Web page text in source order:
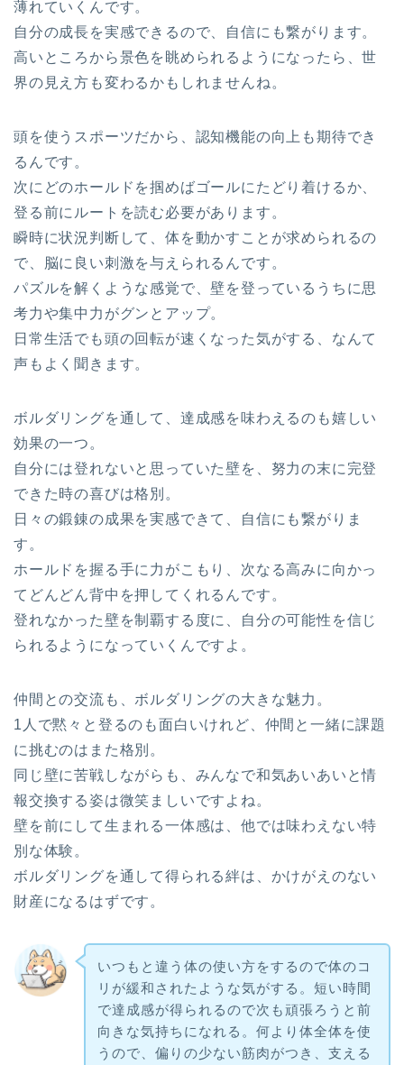
薄れていくんです。
自分の成長を実感できるので、自信にも繋がります。
高いところから景色を眺められるようになったら、世
界の見え方も変わるかもしれませんね。
頭を使うスポーツだから、認知機能の向上も期待でき
るんです。
次にどのホールドを掴めばゴールにたどり着けるか、
登る前にルートを読む必要があります。
瞬時に状況判断して、体を動かすことが求められるの
で、脳に良い刺激を与えられるんです。
パズルを解くような感覚で、壁を登っているうちに思
考力や集中力がグンとアップ。
日常生活でも頭の回転が速くなった気がする、なんて
声もよく聞きます。
ボルダリングを通して、達成感を味わえるのも嬉しい
効果の一つ。
自分には登れないと思っていた壁を、努力の末に完登
できた時の喜びは格別。
日々の鍛錬の成果を実感できて、自信にも繋がりま
す。
ホールドを握る手に力がこもり、次なる高みに向かっ
てどんどん背中を押してくれるんです。
登れなかった壁を制覇する度に、自分の可能性を信じ
られるようになっていくんですよ。
仲間との交流も、ボルダリングの大きな魅力。
1人で黙々と登るのも面白いけれど、仲間と一緒に課題
に挑むのはまた格別。
同じ壁に苦戦しながらも、みんなで和気あいあいと情
報交換する姿は微笑ましいですよね。
壁を前にして生まれる一体感は、他では味わえない特
別な体験。
ボルダリングを通して得られる絆は、かけがえのない
財産になるはずです。
いつもと違う体の使い方をするので体のコ
リが緩和されたような気がする。短い時間
で達成感が得られるので次も頑張ろうと前
向きな気持ちになれる。何より体全体を使
うので、偏りの少ない筋肉がつき、支える